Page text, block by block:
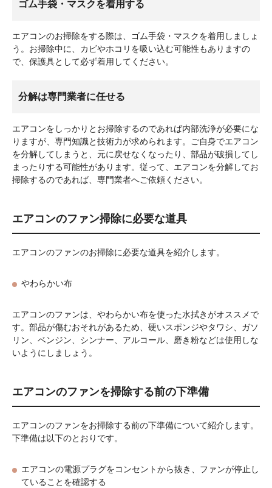
ゴム手袋・マスクを着用する
エアコンのお掃除をする際は、ゴム手袋・マスクを着用しましょ
う。お掃除中に、カビやホコリを吸い込む可能性もありますの
で、保護具として必ず着用してください。
分解は専門業者に任せる
エアコンをしっかりとお掃除するのであれば内部洗浄が必要にな
りますが、専門知識と技術力が求められます。ご自身でエアコン
を分解してしまうと、元に戻せなくなったり、部品が破損してし
まったりする可能性があります。従って、エアコンを分解してお
掃除するのであれば、専門業者へご依頼ください。
エアコンのファン掃除に必要な道具
エアコンのファンのお掃除に必要な道具を紹介します。
やわらかい布
エアコンのファンは、やわらかい布を使った水拭きがオススメで
す。部品が傷むおそれがあるため、硬いスポンジやタワシ、ガソ
リン、ベンジン、シンナー、アルコール、磨き粉などは使用しな
いようにしましょう。
エアコンのファンを掃除する前の下準備
エアコンのファンをお掃除する前の下準備について紹介します。
下準備は以下のとおりです。
エアコンの電源プラグをコンセントから抜き、ファンが停止し
ていることを確認する